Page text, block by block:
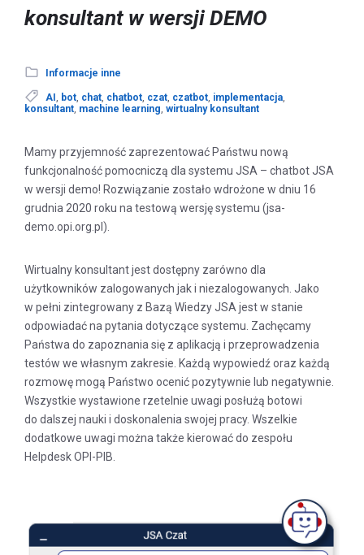
konsultant w wersji DEMO
Informacje inne
AI , bot, chat, chatbot, czat, czatbot, implementacja,
konsultant, machine learning, wirtualny konsultant
Mamy przyjemność zaprezentować Państwu nową
funkcjonalność pomocniczą dla systemu JSA – chatbot JSA
w wersji demo! Rozwiązanie zostało wdrożone w dniu 16
grudnia 2020 roku na testową wersję systemu (jsa-
demo.opi.org.pl).
Wirtualny konsultant jest dostępny zarówno dla
użytkowników zalogowanych jak i niezalogowanych. Jako
w pełni zintegrowany z Bazą Wiedzy JSA jest w stanie
odpowiadać na pytania dotyczące systemu. Zachęcamy
Państwa do zapoznania się z aplikacją i przeprowadzenia
testów we własnym zakresie. Każdą wypowiedź oraz każdą
rozmowę mogą Państwo ocenić pozytywnie lub negatywnie.
Wszystkie wystawione rzetelnie uwagi posłużą botowi
do dalszej nauki i doskonalenia swojej pracy. Wszelkie
dodatkowe uwagi można także kierować do zespołu
Helpdesk OPI-PIB.